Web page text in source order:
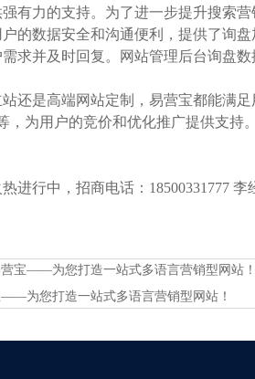
有力的支持。为了进一步提升搜索
的数据安全和沟通便利，提供了询
求并及时回复。网站管理后台询盘
还是高端网站定制，易营宝都能满
，为用户的竞价和优化推广提供支持
进行中，招商电话：18500331777 李
宝——为您打造一站式多语言营销型网站！
为您打造一站式多语言营销型网站！